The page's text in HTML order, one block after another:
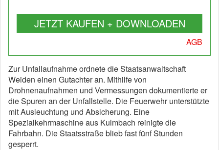
JETZT KAUFEN + DOWNLOADEN
AGB
Zur Unfallaufnahme ordnete die Staatsanwaltschaft
Weiden einen Gutachter an. Mithilfe von
Drohnenaufnahmen und Vermessungen dokumentierte er
die Spuren an der Unfallstelle. Die Feuerwehr unterstützte
mit Ausleuchtung und Absicherung. Eine
Spezialkehrmaschine aus Kulmbach reinigte die
Fahrbahn. Die Staatsstraße blieb fast fünf Stunden
gesperrt.